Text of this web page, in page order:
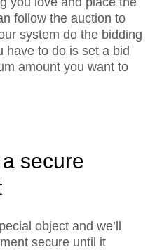
follow the auction to
system do the bidding
have to do is set a bid
amount you want to
secure
object and we’ll
secure until it